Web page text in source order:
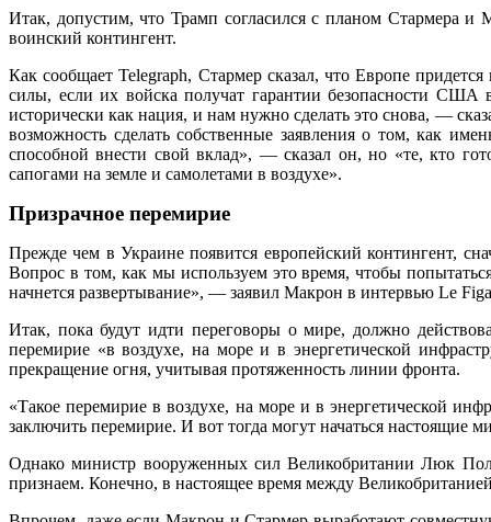
Итак, допустим, что Трамп согласился с планом Стармера
воинский контингент.
Как сообщает Telegraph, Стармер сказал, что Европе
силы, если их войска получат гарантии безопасности США
исторически как нация, и нам нужно сделать это снова, —
возможность сделать собственные заявления о том, как
способной внести свой вклад», — сказал он, но «те, кто
сапогами на земле и самолетами в воздухе».
Призрачное перемирие
Прежде чем в Украине появится европейский контингент,
Вопрос в том, как мы используем это время, чтобы
начнется развертывание», — заявил Макрон в интервью Le
Итак, пока будут идти переговоры о мире, должно
перемирие «в воздухе, на море и в энергетической
прекращение огня, учитывая протяженность линии фронта.
«Такое перемирие в воздухе, на море и в энергетической
заключить перемирие. И вот тогда могут начаться
Однако министр вооруженных сил Великобритании Люк
признаем. Конечно, в настоящее время между